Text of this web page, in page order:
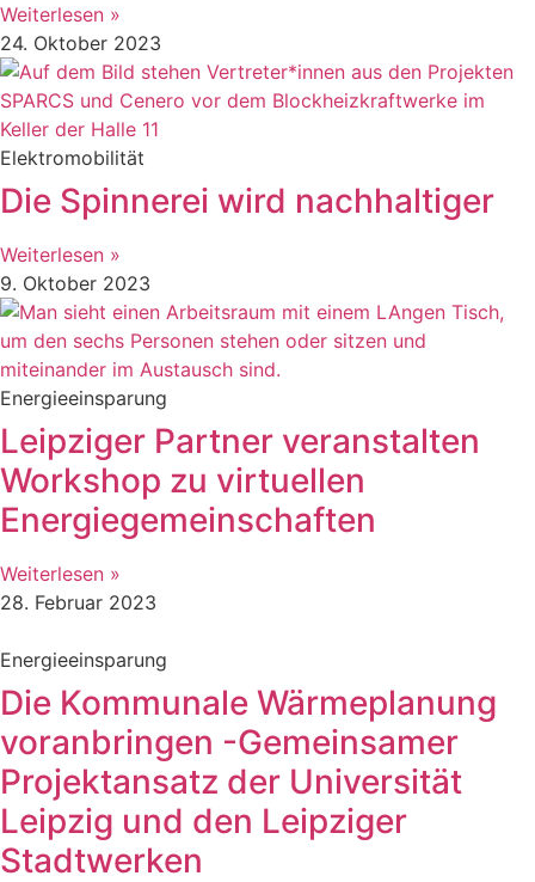
Weiterlesen »
24. Oktober 2023
Elektromobilität
Die Spinnerei wird nachhaltiger
Weiterlesen »
9. Oktober 2023
Energieeinsparung
Leipziger Partner veranstalten
Workshop zu virtuellen
Energiegemeinschaften
Weiterlesen »
28. Februar 2023
Energieeinsparung
Die Kommunale Wärmeplanung
voranbringen -Gemeinsamer
Projektansatz der Universität
Leipzig und den Leipziger
Stadtwerken